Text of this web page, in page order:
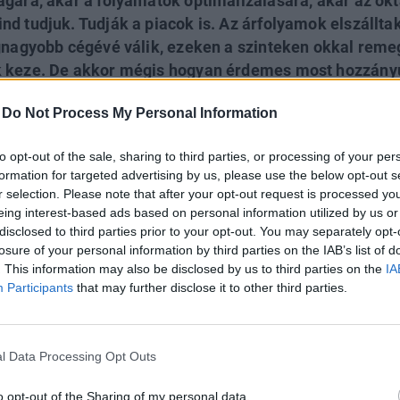
Do Not Process My Personal Information
opt-out of the sale, sharing to third parties, or processing of your
for targeted advertising by us, please use the below opt-out
selection. Please note that after your opt-out request is processed
interest-based ads based on personal information utilized by us
to third parties prior to your opt-out. You may separately
of your personal information by third parties on the IAB’s list of
This information may also be disclosed by us to third parties on the
Participants that may further disclose it to other third parties.
Data Processing Opt Outs
opt-out of the Sharing of my personal data.
tudjuk. Tudják a piacok is. Az árfolyamok
cégévé válik, ezeken a szinteken okkal
De akkor mégis hogyan érdemes most
Investment Day 2024 konferenciánkon, amelyen
DAY 2024
elnök, kifutnak a magas hozamú állampapírok, egyre
kérdés: mibe érdemes most befektetni? A kérdésre profi
ötleteket, november 6-án jön a Portfolio Investment Day